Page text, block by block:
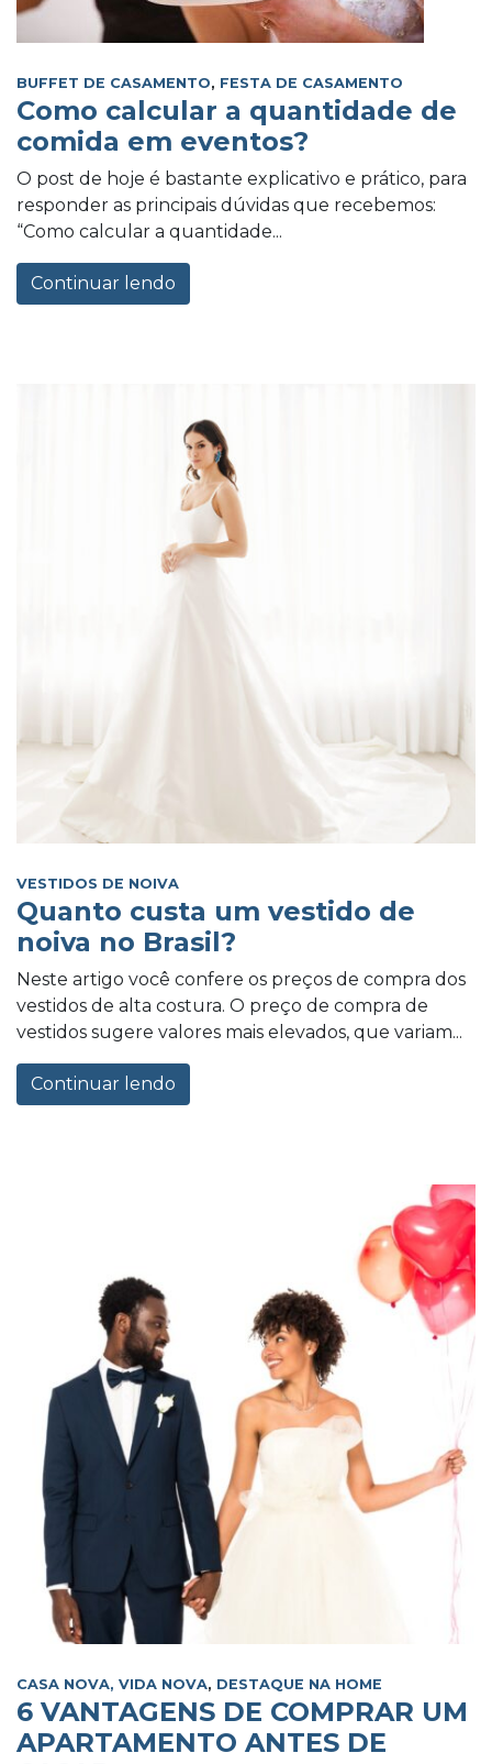
BUFFET DE CASAMENTO, FESTA DE CASAMENTO
Como calcular a quantidade de
comida em eventos?
O post de hoje é bastante explicativo e prático, para
responder as principais dúvidas que recebemos:
“Como calcular a quantidade...
Continuar lendo
VESTIDOS DE NOIVA
Quanto custa um vestido de
noiva no Brasil?
Neste artigo você confere os preços de compra dos
vestidos de alta costura. O preço de compra de
vestidos sugere valores mais elevados, que variam...
Continuar lendo
CASA NOVA, VIDA NOVA, DESTAQUE NA HOME
6 VANTAGENS DE COMPRAR UM
APARTAMENTO ANTES DE